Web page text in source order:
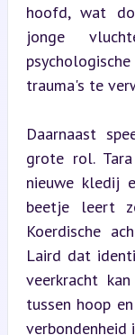
hoofd, wat
jonge
trauma's te
Daarnaast
grote rol.
nieuwe kledij
beetje leert
Koerdische
Laird dat
veerkracht
tussen hoop
verbondenheid